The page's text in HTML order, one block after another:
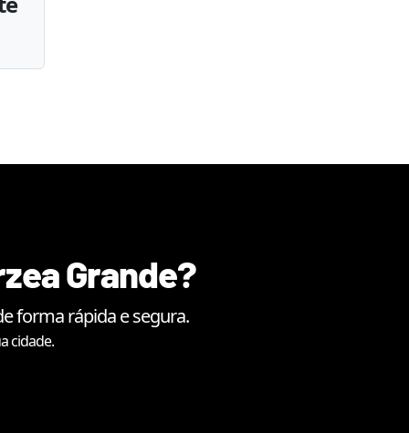
Grande?
forma rápida e segura.
cidade.